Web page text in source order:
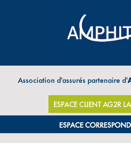
Association d'assurés partenaire d'
ESPACE CLIENT AG2R